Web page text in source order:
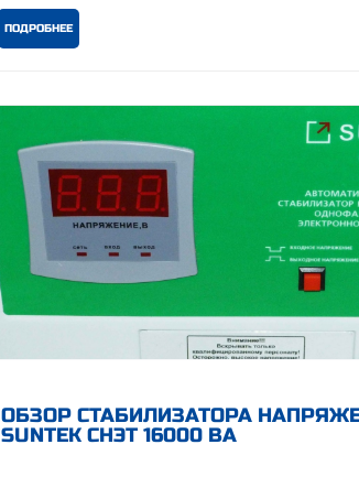
ПОДРОБНЕЕ
ОБЗОР СТАБИЛИЗАТОРА
SUNTEK СНЭТ 16000 ВА